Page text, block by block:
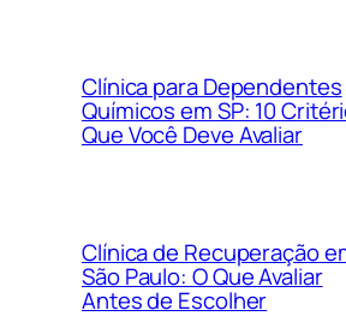
Clínica para Dependentes
Químicos em SP: 10
Que Você Deve Avaliar
Clínica de Recuperação
São Paulo: O Que Avaliar
Antes de Escolher